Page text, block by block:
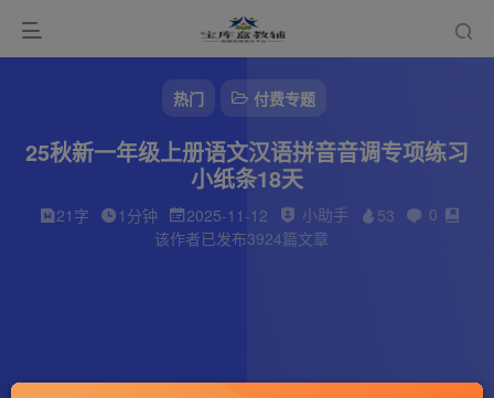
热门 付费专题
25秋新一年级上册语文汉语拼音音调专项练习
小纸条18天
21字 1分钟 2025-11-12 小助手 53
0
该作者已发布3924篇文章